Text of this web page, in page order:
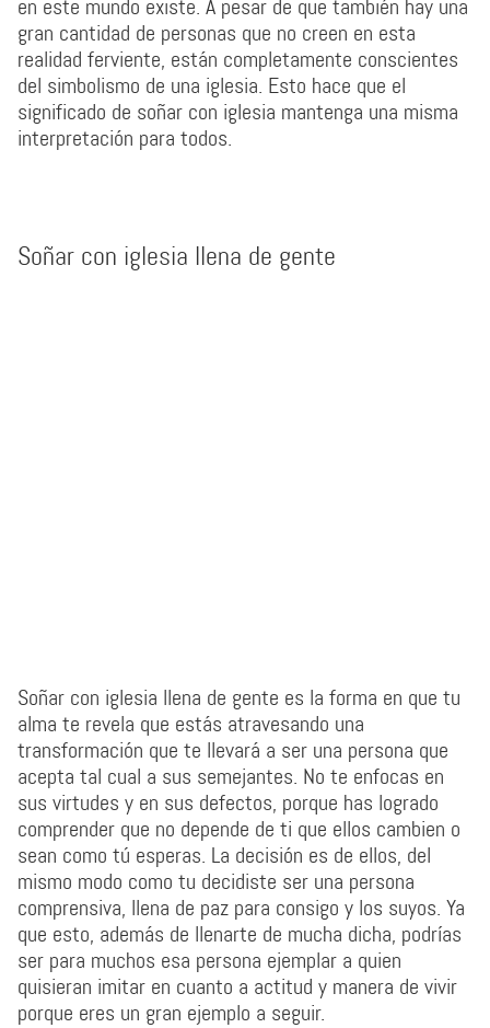
en este mundo existe. A pesar de que también hay una
gran cantidad de personas que no creen en esta
realidad ferviente, están completamente conscientes
del simbolismo de una iglesia. Esto hace que el
significado de soñar con iglesia mantenga una misma
interpretación para todos.
Soñar con iglesia llena de gente
Soñar con iglesia llena de gente es la forma en que tu
alma te revela que estás atravesando una
transformación que te llevará a ser una persona que
acepta tal cual a sus semejantes. No te enfocas en
sus virtudes y en sus defectos, porque has logrado
comprender que no depende de ti que ellos cambien o
sean como tú esperas. La decisión es de ellos, del
mismo modo como tu decidiste ser una persona
comprensiva, llena de paz para consigo y los suyos. Ya
que esto, además de llenarte de mucha dicha, podrías
ser para muchos esa persona ejemplar a quien
quisieran imitar en cuanto a actitud y manera de vivir
porque eres un gran ejemplo a seguir.